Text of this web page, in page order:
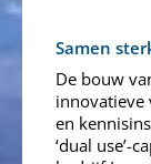
Samen
De bouw
innovatieve
en
‘dual use’-